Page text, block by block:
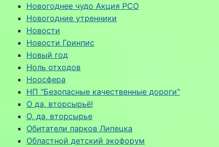
Новогоднее чудо Акция РСО
Новогодние утренники
Новости
Новости Гринпис
Новый год
Ноль отходов
Ноосфера
НП "Безопасные качественные дороги"
О да, вторсырьё!
О, да, вторсырье
Обитатели парков Липецка
Областной детский экофорум